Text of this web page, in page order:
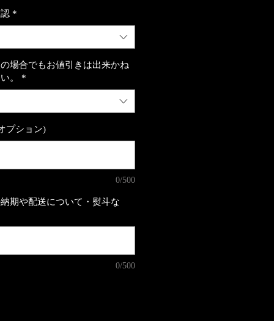
*
場合でもお値引きは出来かね
。
*
プション)
0/500
期や配送について・熨斗な
0/500